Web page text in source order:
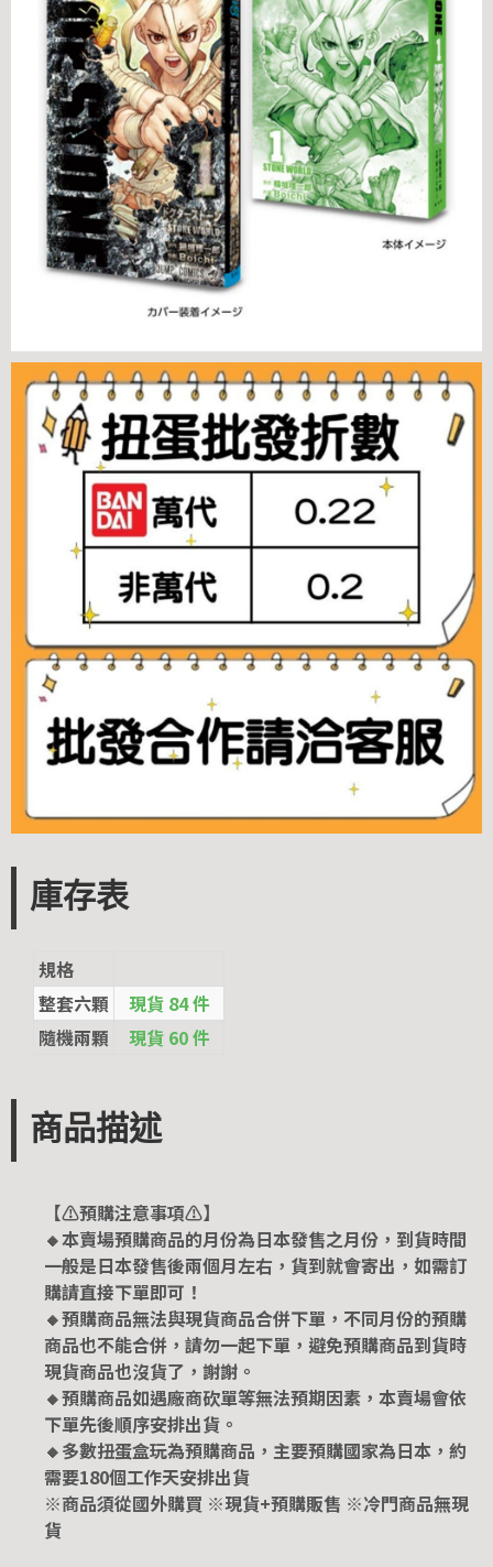
庫存表
規格
整套六顆
現貨 84 件
隨機兩顆
現貨 60 件
商品描述
【⚠️預購注意事項⚠️】
🔸本賣場預購商品的月份為日本發售之月份，到貨時間
一般是日本發售後兩個月左右，貨到就會寄出，如需訂
購請直接下單即可！
🔸預購商品無法與現貨商品合併下單，不同月份的預購
商品也不能合併，請勿一起下單，避免預購商品到貨時
現貨商品也沒貨了，謝謝。
🔸預購商品如遇廠商砍單等無法預期因素，本賣場會依
下單先後順序安排出貨。
🔸多數扭蛋盒玩為預購商品，主要預購國家為日本，約
需要180個工作天安排出貨
※商品須從國外購買 ※現貨+預購販售 ※冷門商品無現
貨